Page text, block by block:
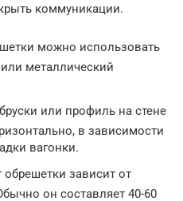
коммуникации.
можно использовать
металлический
или профиль на стене
в зависимости
вагонки.
зависит от
он составляет 40-60